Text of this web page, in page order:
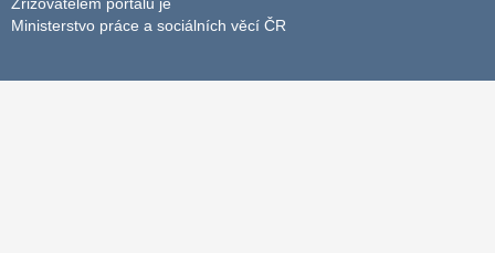
Ministerstvo práce a sociálních věcí ČR